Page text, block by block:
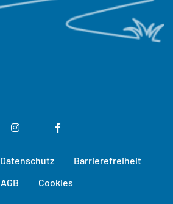
INSTAGRAMFACEBOOK
Datenschutz
Barrierefreiheit
AGB
Cookies